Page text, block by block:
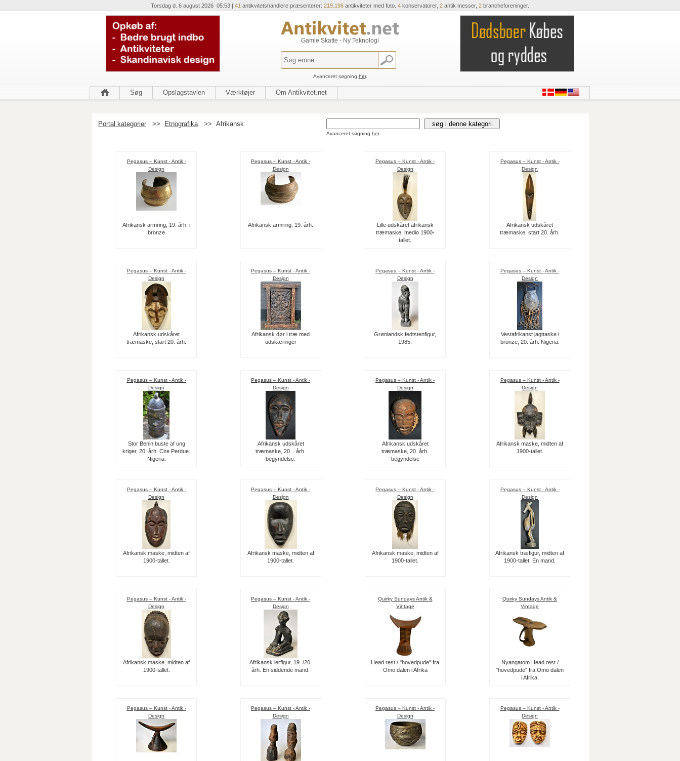
Torsdag d. 6 august 2026 05:53 | 41 antikvitetshandlere præsenterer: 219.196 antikviteter med foto. 4 konservatorer, 2 antik messer, 2 brancheforeninger.
Gamle Skatte - Ny Teknologi
Avanceret søgning her.
Søg Opslagstavlen Værktøjer Om Antikvitet.net
Portal kategorier >> Etnografika >> Afrikansk
Avanceret søgning her.
Pegasus – Kunst - Antik -
Design
Afrikansk armring, 19. årh. i
bronze
Pegasus – Kunst - Antik -
Design
Afrikansk armring, 19. årh.
Pegasus – Kunst - Antik -
Design
Lille udskåret afrikansk
træmaske, medio 1900-
tallet.
Pegasus – Kunst - Antik -
Design
Afrikansk udskåret
træmaske, start 20. årh.
Pegasus – Kunst - Antik -
Design
Afrikansk udskåret
træmaske, start 20. årh.
Pegasus – Kunst - Antik -
Design
Afrikansk dør i træ med
udskæringer
Pegasus – Kunst - Antik -
Design
Grønlandsk fedtstenfigur,
1985.
Pegasus – Kunst - Antik -
Design
Vestafrikanst jagttaske i
bronze, 20. årh. Nigeria.
Pegasus – Kunst - Antik -
Design
Stor Benin buste af ung
kriger, 20. årh. Cire Perdue.
Nigeria.
Pegasus – Kunst - Antik -
Design
Afrikansk udskåret
træmaske, 20. . årh.
begyndelse.
Pegasus – Kunst - Antik -
Design
Afrikansk udskåret
træmaske, 20. årh.
begyndelse
Pegasus – Kunst - Antik -
Design
Afrikansk maske, midten af
1900-tallet.
Pegasus – Kunst - Antik -
Design
Afrikansk maske, midten af
1900-tallet.
Pegasus – Kunst - Antik -
Design
Afrikansk maske, midten af
1900-tallet.
Pegasus – Kunst - Antik -
Design
Afrikansk maske, midten af
1900-tallet.
Pegasus – Kunst - Antik -
Design
Afrikansk træfigur, midten af
1900-tallet. En mand.
Pegasus – Kunst - Antik -
Design
Afrikansk maske, midten af
1900-tallet.
Pegasus – Kunst - Antik -
Design
Afrikansk lerfigur, 19. /20.
årh. En siddende mand.
Quirky Sundays Antik &
Vintage
Head rest / "hovedpude" fra
Omo dalen i Afrika
Quirky Sundays Antik &
Vintage
Nyangatom Head rest /
"hovedpude" fra Omo dalen
i Afrika.
Pegasus – Kunst - Antik -
Design
Pegasus – Kunst - Antik -
Design
Pegasus – Kunst - Antik -
Design
Pegasus – Kunst - Antik -
Design